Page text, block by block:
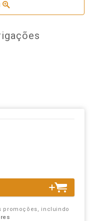
promoções, incluindo